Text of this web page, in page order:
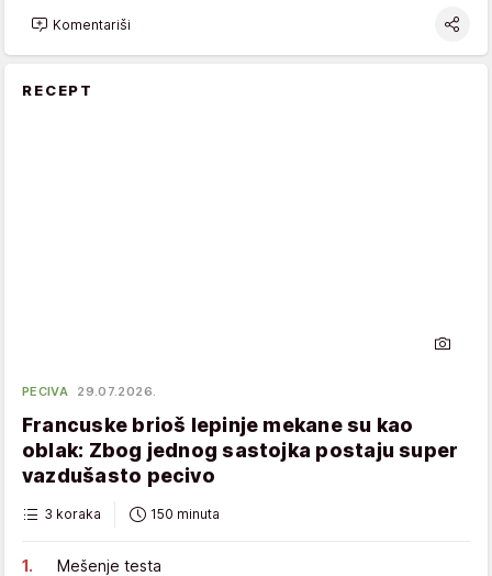
Komentariši
RECEPT
PECIVA 29.07.2026.
Francuske brioš lepinje mekane su kao
oblak: Zbog jednog sastojka postaju super
vazdušasto pecivo
3 koraka 150 minuta
Mešenje testa